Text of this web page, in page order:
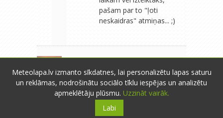
pašam par to "ļoti
neskaidras" atmiņas... ;)
Atbildēt
Mārča
0
0
11.01.2015 23:58
Biški, tā kā vēlu jau 10 dienas
janvārī ir pagājušās :D Ligthing
plosās , ja Tev būtu visu laiku "britu
Meteolapa.lv izmanto sīkdatnes, lai personalizētu lapas saturu
un reklāmas, nodrošinātu sociālo tīklu iespējas un analizētu
apmeklētāju plūsmu. Uzzināt vairāk.
Labi